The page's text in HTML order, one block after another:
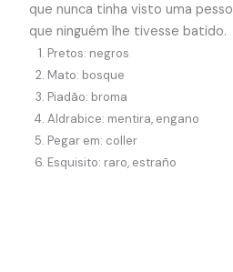
que nunca tinha visto uma
que ninguém lhe tivesse batido.
Pretos: negros
Mato: bosque
Piadão: broma
Aldrabice: mentira, engano
Pegar em: coller
Esquisito: raro, estraño